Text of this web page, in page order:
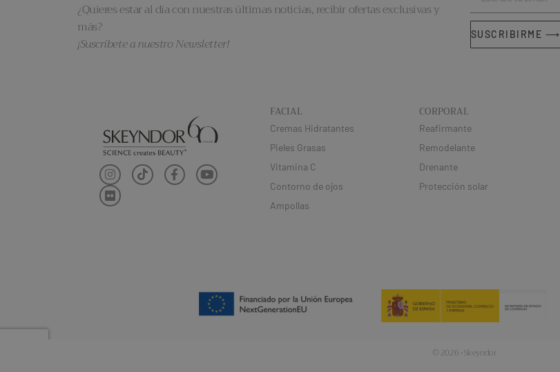
¿Quieres estar al día con nuestras últimas noticias, recibir ofertas exclusivas y
más?
¡Suscríbete a nuestro Newsletter!
SUSCRIBIRME ⟶
FACIAL
Cremas Hidratantes
Pieles Grasas
Vitamina C
Contorno de ojos
Ampollas
CORPORAL
Reafirmante
Remodelante
Drenante
Protección solar
© 2026 · Skeyndor